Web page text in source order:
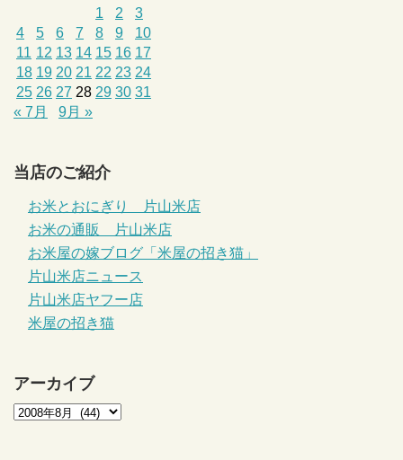
1
2
3
4
5 6 7 8 9
10
11 12 13 14 15 16 17
18 19 20 21 22 23 24
25 26 27 28 29 30 31
« 7月
9月 »
当店のご紹介
お米とおにぎり 片山米店
お米の通販 片山米店
お米屋の嫁ブログ「米屋の招き猫」
片山米店ニュース
片山米店ヤフー店
米屋の招き猫
アーカイブ